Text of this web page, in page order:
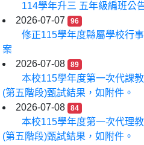
114學年升三 五年級編班公
2026-07-07
96
修正115學年度縣屬學校行
案
2026-07-08
89
本校115學年度第一次代課
(第五階段)甄試結果，如附件。
2026-07-08
84
本校115學年度第一次代理
(第五階段)甄試結果，如附件。